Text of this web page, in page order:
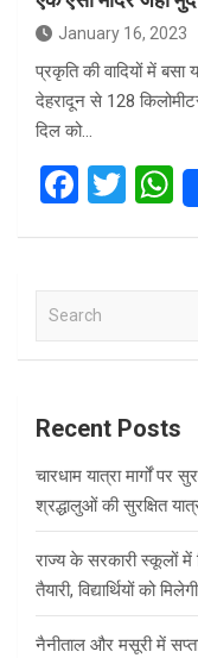
January 16, 2023
प्रकृति की वादियों में
देहरादून से 128
दिल को…
F
b
o
o
k
T
h
p
p
a
c
Recent Posts
चारधाम यात्रा मार्गों पर
श्रद्धालुओं की सुरक्षित
राज्य के सरकारी स्कूलों
तैयारी, विद्यार्थियों को
नैनीताल और मसूरी में